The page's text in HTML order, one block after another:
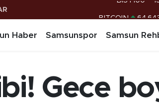
G.ALTIN
BİST100
Haber Samsunspor Samsun
Gece